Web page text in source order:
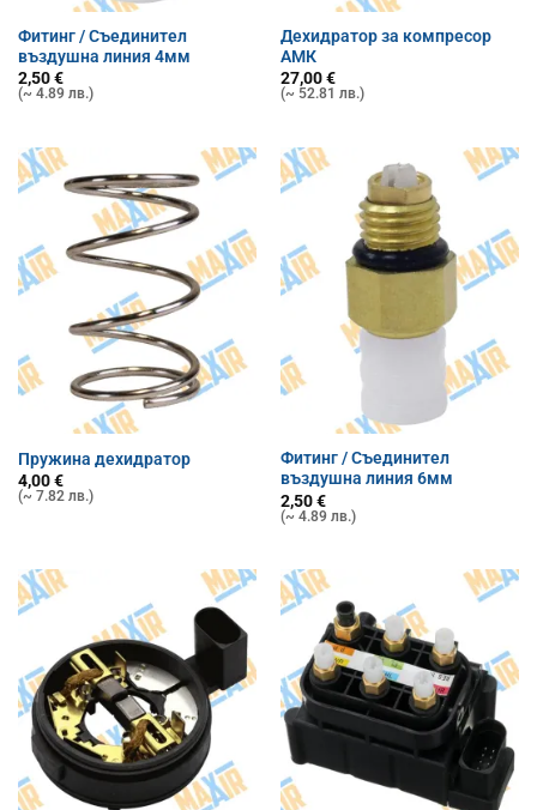
Фитинг / Съединител
въздушна линия 4мм
2,50€
(~ 4.89 лв.)
Дехидратор за компресор
АМК
27,00€
(~ 52.81 лв.)
Пружина дехидратор
4,00€
(~ 7.82 лв.)
Фитинг / Съединител
въздушна линия 6мм
2,50€
(~ 4.89 лв.)